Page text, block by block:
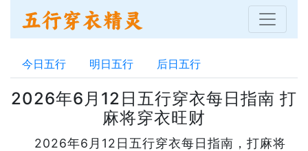
今日五行 明日五行 后日五行
2026年6月12日五行穿衣每日指南 打
麻将穿衣旺财
2026年6月12日五行穿衣每日指南，打麻将